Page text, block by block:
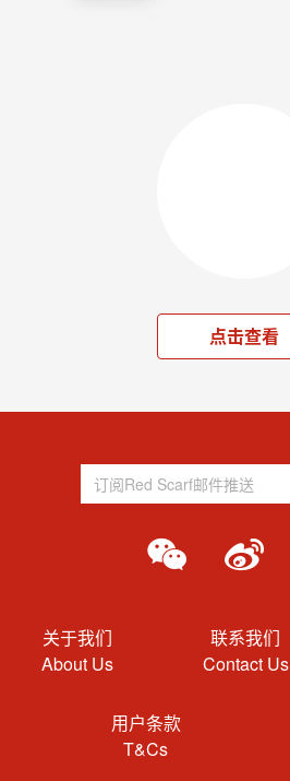
点击查看
关于我们
About Us
联系我们
Contact Us
用户条款
T&Cs